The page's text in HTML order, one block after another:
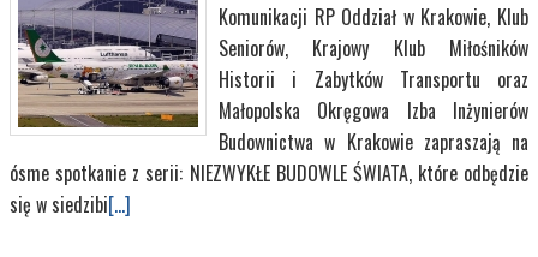
Komunikacji RP Oddział w Krakowie, Klub
Seniorów, Krajowy Klub Miłośników
Historii i Zabytków Transportu oraz
Małopolska Okręgowa Izba Inżynierów
Budownictwa w Krakowie zapraszają na
ósme spotkanie z serii: NIEZWYKŁE BUDOWLE ŚWIATA, które odbędzie
się w siedzibi[...]